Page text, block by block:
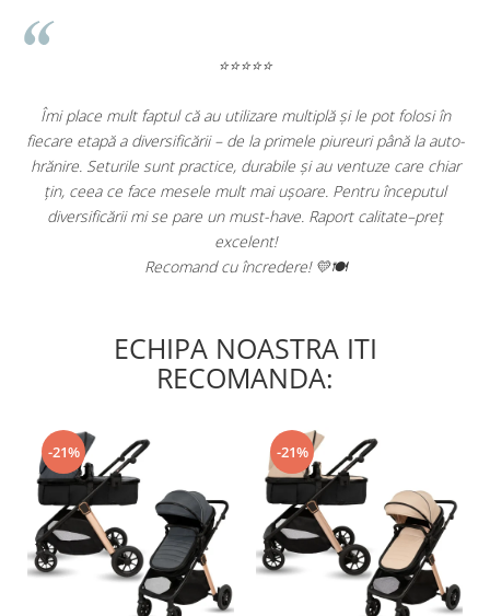
Silionul alimentar este un produs non-toxic, complet sigur în
contact cu orice aliment, indiferent de temperatură. Materialul
principal ce intră în compoziția siliconului alimentar este nisipul, o
Siliconul alimentar este compus din: nisip, Oxigen, Hidrogen,
Carbon. În esență, siliconul alimentar este o sticlă moale și
elastică. Contrar sticlei însă, siliconul alimentar nu se sparge și nu
ocupă mult spațiu. Dar cel mai important, oferă o alternativă
excelentă pentru plastic.
Beneficiile siliconului alimentar:
Nu se descompune atunci când este expus la temperaturi mari.
Nu se întărește, nu crapă, nu se cojește, nu se usucă, nu devine
Cântărește foarte puțin, deci este ușor de transportat.
Fabricat din resurse naturale abundente.
Complet ne-toxic și fără miros; nu conține BPA, latex, plumb sau
ftalați.
⭐⭐⭐⭐⭐
Îmi place mult faptul că au utilizare multiplă și le pot folosi în
fiecare etapă a diversificării – de la primele piureuri până la auto-
hrănire. Seturile sunt practice, durabile și au ventuze care chiar
țin, ceea ce face mesele mult mai ușoare. Pentru începutul
diversificării mi se pare un must-have. Raport calitate–preț
excelent!
Recomand cu încredere! 💛🍽️
ECHIPA NOASTRA ITI
RECOMANDA:
-21% -21%